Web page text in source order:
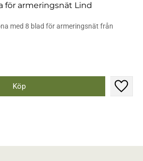
för armeringsnät Lind
med 8 blad för armeringsnät från
Lägg